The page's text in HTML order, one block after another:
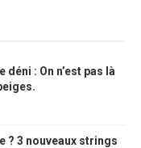
: On n’est pas là
? 3 nouveaux strings